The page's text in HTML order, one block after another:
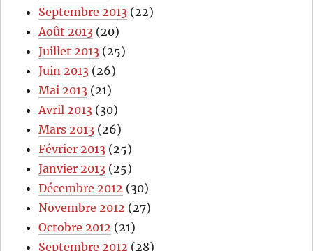
Septembre 2013 (22)
Août 2013 (20)
Juillet 2013 (25)
Juin 2013 (26)
Mai 2013 (21)
Avril 2013 (30)
Mars 2013 (26)
Février 2013 (25)
Janvier 2013 (25)
Décembre 2012 (30)
Novembre 2012 (27)
Octobre 2012 (21)
Septembre 2012 (28)